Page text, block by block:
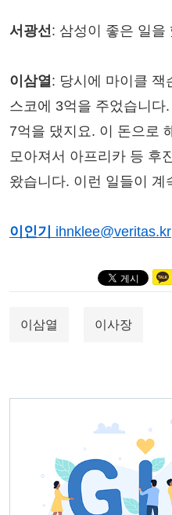
서광선: 삼성이 좋은 일을
이삼열: 당시에 마이클 잭
스코에 3억을 주었습니다
7억을 댔지요. 이 돈으로
모아져서 아프리카 등 후
왔습니다. 이런 일들이 계
이인기 ihnklee@veritas.kr
이삼열 이사장